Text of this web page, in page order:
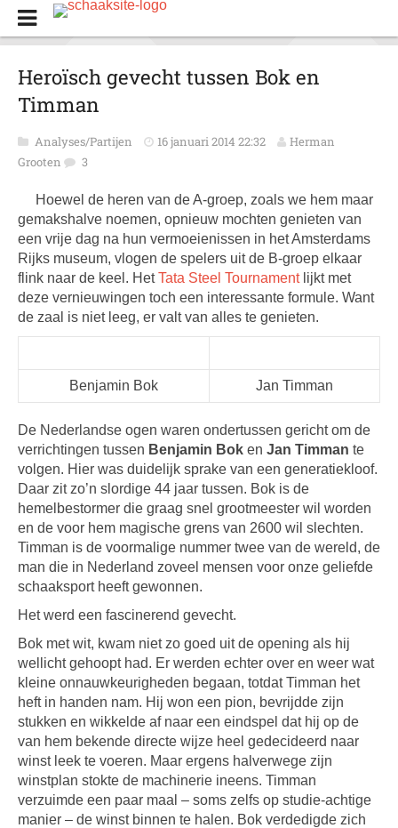
Heroïsch gevecht tussen Bok en
Timman
Analyses/Partijen 16 januari 2014 22:32
Herman
Grooten
3
Hoewel de heren van de A-groep, zoals we hem maar
gemakshalve noemen, opnieuw mochten genieten van
een vrije dag na hun vermoeienissen in het Amsterdams
Rijks museum, vlogen de spelers uit de B-groep elkaar
flink naar de keel. HetTata Steel Tournament lijkt met
deze vernieuwingen toch een interessante formule. Want
de zaal is niet leeg, er valt van alles te genieten.
Benjamin Bok Jan Timman
De Nederlandse ogen waren ondertussen gericht om de
verrichtingen tussen Benjamin Bok en Jan Timman te
volgen. Hier was duidelijk sprake van een generatiekloof.
Daar zit zo’n slordige 44 jaar tussen. Bok is de
hemelbestormer die graag snel grootmeester wil worden
en de voor hem magische grens van 2600 wil slechten.
Timman is de voormalige nummer twee van de wereld, de
man die in Nederland zoveel mensen voor onze geliefde
schaaksport heeft gewonnen.
Het werd een fascinerend gevecht.
Bok met wit, kwam niet zo goed uit de opening als hij
wellicht gehoopt had. Er werden echter over en weer wat
kleine onnauwkeurigheden begaan, totdat Timman het
heft in handen nam. Hij won een pion, bevrijdde zijn
stukken en wikkelde af naar een eindspel dat hij op de
van hem bekende directe wijze heel gedecideerd naar
winst leek te voeren. Maar ergens halverwege zijn
winstplan stokte de machinerie ineens. Timman
verzuimde een paar maal – soms zelfs op studie-achtige
manier – de winst binnen te halen. Bok verdedigde zich